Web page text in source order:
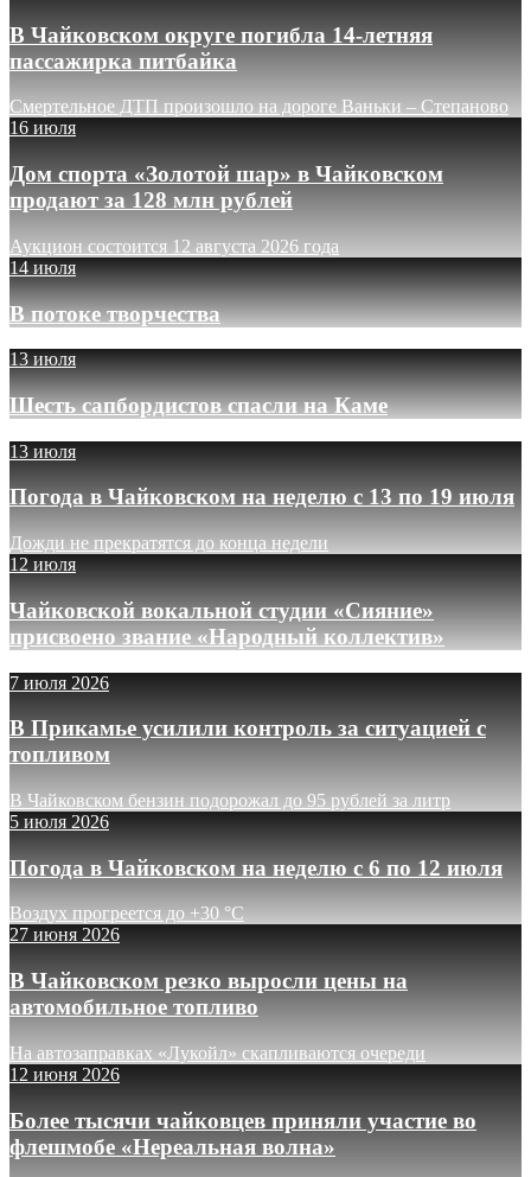
В Чайковском округе погибла 14-летняя
пассажирка питбайка
Смертельное ДТП произошло на дороге Ваньки – Степаново
16 июля
Дом спорта «Золотой шар» в Чайковском
продают за 128 млн рублей
Аукцион состоится 12 августа 2026 года
14 июля
В потоке творчества
13 июля
Шесть сапбордистов спасли на Каме
13 июля
Погода в Чайковском на неделю с 13 по 19 июля
Дожди не прекратятся до конца недели
12 июля
Чайковской вокальной студии «Сияние»
присвоено звание «Народный коллектив»
7 июля 2026
В Прикамье усилили контроль за ситуацией с
топливом
В Чайковском бензин подорожал до 95 рублей за литр
5 июля 2026
Погода в Чайковском на неделю с 6 по 12 июля
Воздух прогреется до +30 °C
27 июня 2026
В Чайковском резко выросли цены на
автомобильное топливо
На автозаправках «Лукойл» скапливаются очереди
12 июня 2026
Более тысячи чайковцев приняли участие во
флешмобе «Нереальная волна»